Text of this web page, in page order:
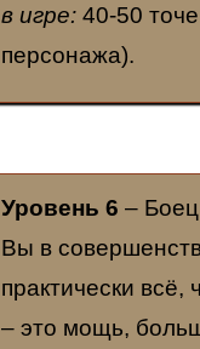
в игре:40-50
персонажа).
Уровень 6 – Боец
Вы в
практически
– это мощь,